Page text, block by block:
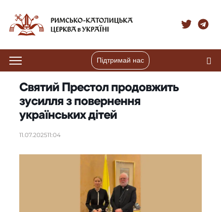
Підтримай нас
Святий Престол продовжить
зусилля з повернення
українських дітей
11.07.202511:04